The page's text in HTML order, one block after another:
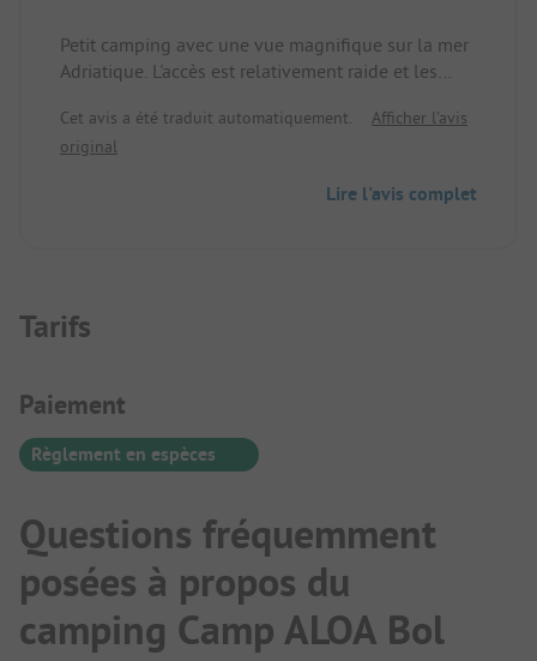
Petit camping avec une vue magnifique sur la mer
Adriatique. L'accès est relativement raide et les
gestionnaires sont très sympathiques. Les
installations sanitaires sont un peu anciennes,
nombreuses, mais elles sont réparties sur
Cet avis a été traduit automatiquement.
Afficher l'avis
original
Lire l'avis complet
Tarifs
Informations de paiement
Paiement
Règlement en espèces
Questions fréquemment
posées à propos du
camping Camp ALOA Bol